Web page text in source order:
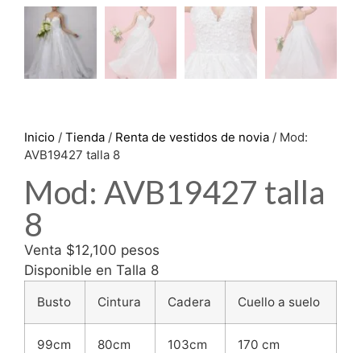
Inicio / Tienda / Renta de vestidos de novia / Mod:
AVB19427 talla 8
Mod: AVB19427 talla
8
Venta $12,100 pesos
Disponible en Talla 8
Busto Cintura Cadera Cuello a suelo
99cm 80cm 103cm 170 cm